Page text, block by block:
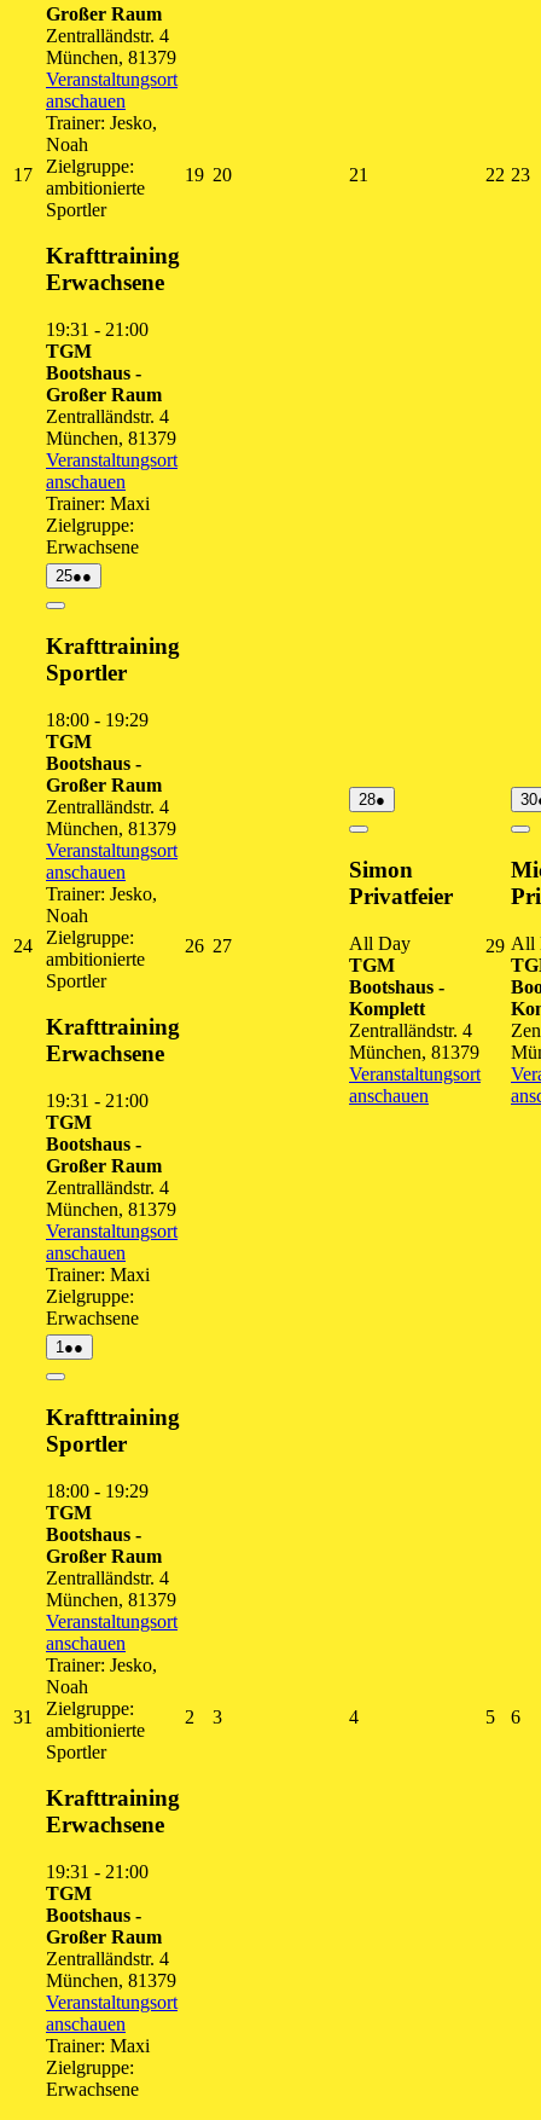
1717.
August
2026
Großer Raum
Zentralländstr. 4
München, 81379
Veranstaltungsort
anschauen
Trainer: Jesko,
Noah
Zielgruppe:
ambitionierte
Sportler
Krafttraining
Erwachsene
19:31 - 21:00
TGM
Bootshaus -
Großer Raum
Zentralländstr. 4
München, 81379
Veranstaltungsort
anschauen
Trainer: Maxi
Zielgruppe:
Erwachsene
1919.
2020.
21 22 22.
23
2424.
August
2026
2525.
August
●●
Veranstaltungen)
Close
Krafttraining
Sportler
18:00 - 19:29
TGM
Bootshaus -
Großer Raum
Zentralländstr. 4
München, 81379
Veranstaltungsort
anschauen
Trainer: Jesko,
Noah
Zielgruppe:
ambitionierte
Sportler
Krafttraining
Erwachsene
19:31 - 21:00
TGM
Bootshaus -
Großer Raum
Zentralländstr. 4
München, 81379
Veranstaltungsort
anschauen
Trainer: Maxi
Zielgruppe:
Erwachsene
2626.
2727.
2828.
August
●
Veranstaltung)
Close
Simon
Privatfeier
All Day
TGM
Bootshaus -
Komplett
Zentralländstr. 4
München, 81379
Veranstaltungsort
anschauen
2929.
2026
30
All
31
31.
August
2026
11.
September
2026
●●
Veranstaltungen)
Close
Krafttraining
Sportler
18:00 - 19:29
TGM
Bootshaus -
Großer Raum
Zentralländstr. 4
München, 81379
Veranstaltungsort
anschauen
Trainer: Jesko,
Noah
Zielgruppe:
ambitionierte
Sportler
Krafttraining
Erwachsene
19:31 - 21:00
TGM
Bootshaus -
Großer Raum
Zentralländstr. 4
München, 81379
Veranstaltungsort
anschauen
Trainer: Maxi
Zielgruppe:
Erwachsene
2 33.
44.
55.
66.